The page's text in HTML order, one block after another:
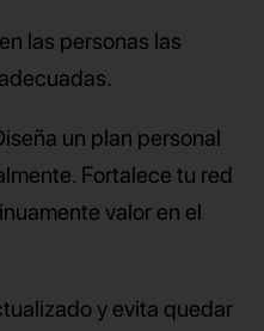
las personas las
un plan personal
Fortalece tu red
valor en el
y evita quedar